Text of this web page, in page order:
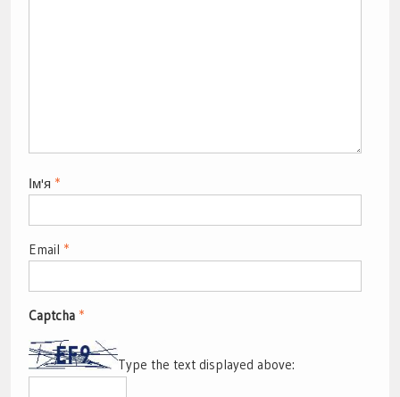
Ім'я *
Email *
Captcha *
Type the text displayed above: